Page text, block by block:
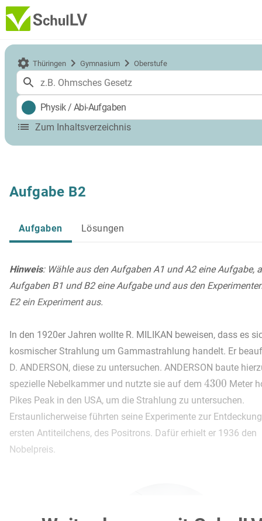
Thüringen Gymnasium Oberstufe
Physik/ Abi-Aufgaben
Zum Inhaltsverzeichnis
Aufgabe B2
Aufgaben Lösungen
Hinweis: Wähle aus den Aufgaben A1 und A2 eine Aufgabe,
Aufgaben B1 und B2 eine Aufgabe und aus den
E2 ein Experiment aus.
In den 1920er Jahren wollte R. MILIKAN beweisen, dass es
kosmischer Strahlung um Gammastrahlung handelt. Er
D. ANDERSON, diese zu untersuchen. ANDERSON baute
spezielle Nebelkammer und nutzte sie auf dem
Meter
Pikes Peak in den USA, um die Strahlung zu untersuchen.
Erstaunlicherweise führten seine Experimente zur
ersten Antiteilchens, des Positrons. Dafür erhielt er 1936 den
Nobelpreis.